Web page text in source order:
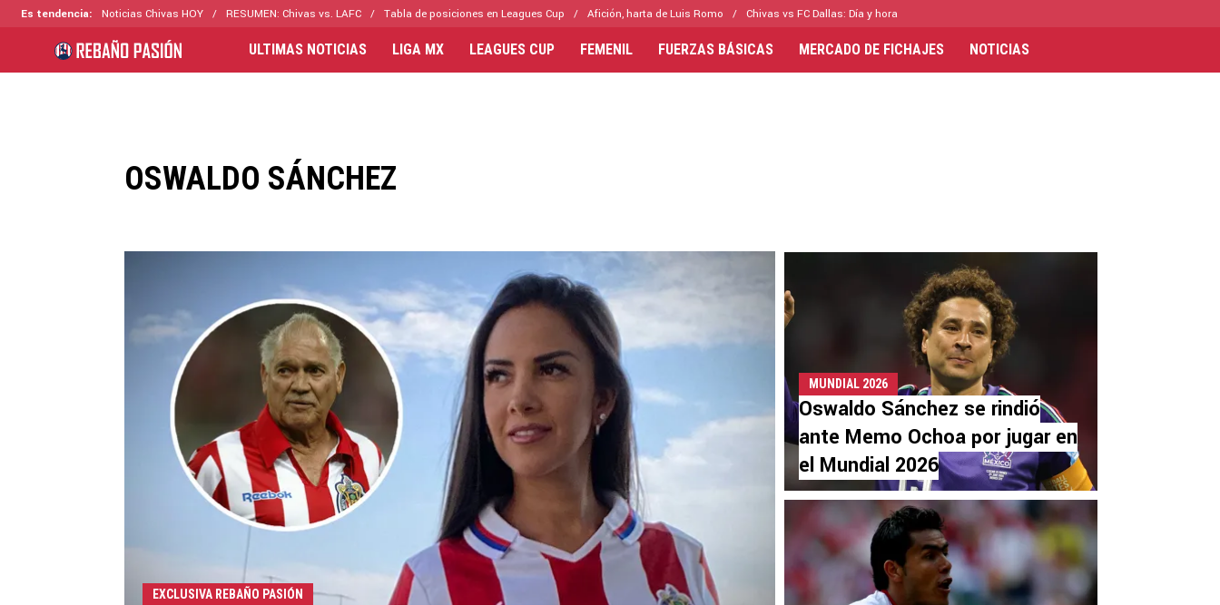
Es tendencia: Noticias Chivas HOY RESUMEN: Chivas vs. LAFC Tabla de posiciones en Leagues Cup Afición, harta de Luis Romo Chivas vs FC Dallas: Día y hora
ULTIMAS NOTICIAS LIGA MX LEAGUES CUP FEMENIL FUERZAS BÁSICAS MERCADO DE FICHAJES NOTICIAS
OSWALDO SÁNCHEZ
EXCLUSIVA REBAÑO PASIÓN
MUNDIAL 2026
Oswaldo Sánchez se rindió
ante Memo Ochoa por jugar en
el Mundial 2026